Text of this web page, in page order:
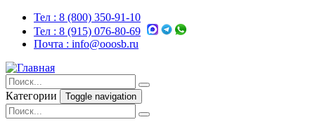
Тел : 8 (800) 350-91-10
Тел : 8 (915) 076-80-69
Почта : info@ooosb.ru
Категории Toggle navigation